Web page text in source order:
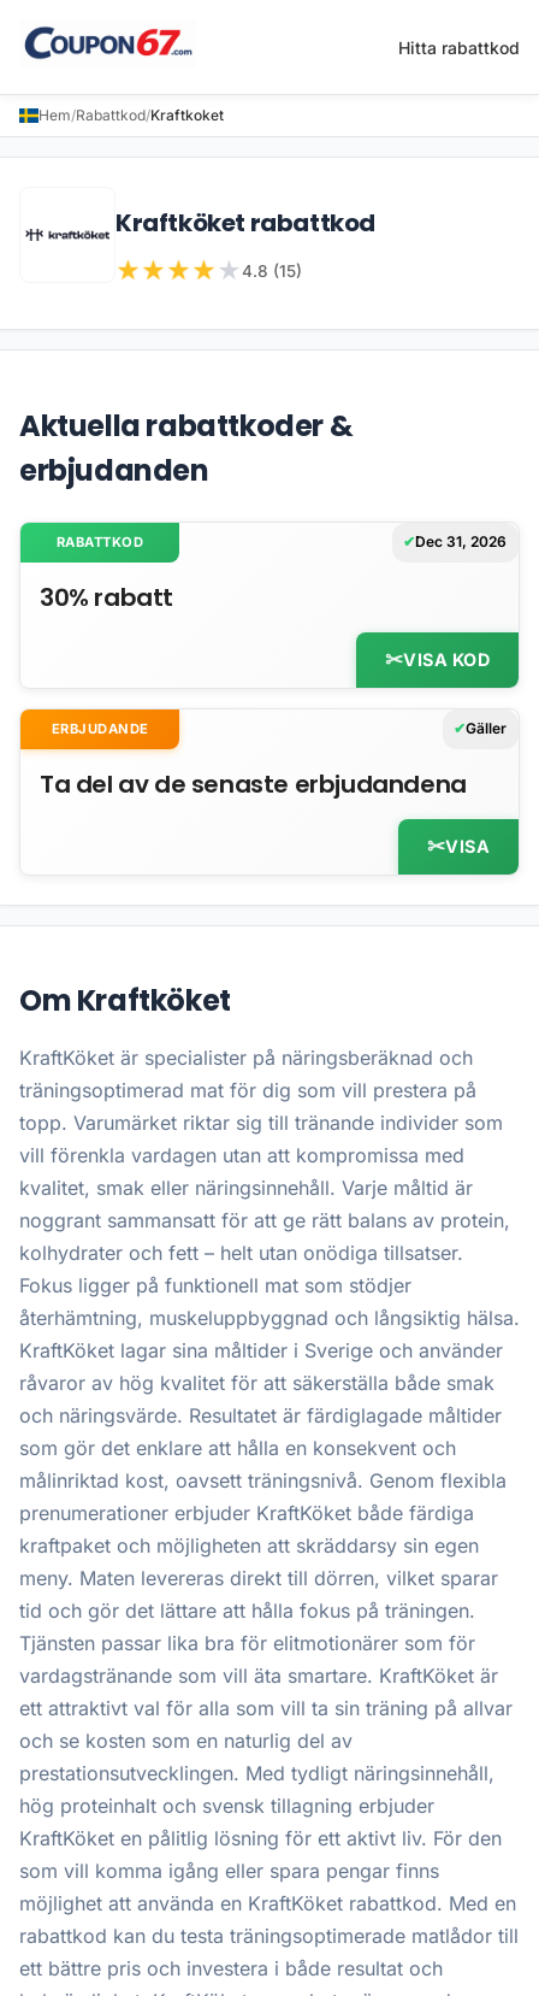
Hitta rabattkod
Hem/Rabattkod/Kraftkoket
Kraftköket rabattkod
★★★★ ★4.8 (15)
Aktuella rabattkoder &
erbjudanden
RABATTKOD Dec 31, 2026
30% rabatt
VISA KOD
ERBJUDANDE Gäller
Ta del av de senaste erbjudandena
VISA
Om Kraftköket
KraftKöket är specialister på näringsberäknad och
träningsoptimerad mat för dig som vill prestera på
topp. Varumärket riktar sig till tränande individer som
vill förenkla vardagen utan att kompromissa med
kvalitet, smak eller näringsinnehåll. Varje måltid är
noggrant sammansatt för att ge rätt balans av protein,
kolhydrater och fett – helt utan onödiga tillsatser.
Fokus ligger på funktionell mat som stödjer
återhämtning, muskeluppbyggnad och långsiktig hälsa.
KraftKöket lagar sina måltider i Sverige och använder
råvaror av hög kvalitet för att säkerställa både smak
och näringsvärde. Resultatet är färdiglagade måltider
som gör det enklare att hålla en konsekvent och
målinriktad kost, oavsett träningsnivå. Genom flexibla
prenumerationer erbjuder KraftKöket både färdiga
kraftpaket och möjligheten att skräddarsy sin egen
meny. Maten levereras direkt till dörren, vilket sparar
tid och gör det lättare att hålla fokus på träningen.
Tjänsten passar lika bra för elitmotionärer som för
vardagstränande som vill äta smartare. KraftKöket är
ett attraktivt val för alla som vill ta sin träning på allvar
och se kosten som en naturlig del av
prestationsutvecklingen. Med tydligt näringsinnehåll,
hög proteinhalt och svensk tillagning erbjuder
KraftKöket en pålitlig lösning för ett aktivt liv. För den
som vill komma igång eller spara pengar finns
möjlighet att använda en KraftKöket rabattkod. Med en
rabattkod kan du testa träningsoptimerade matlådor till
ett bättre pris och investera i både resultat och